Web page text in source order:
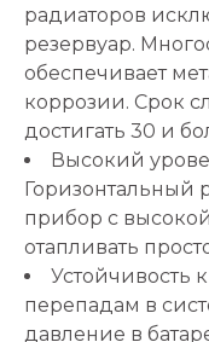
радиаторов
резервуар.
обеспечивает
коррозии. Срок
достигать 30 и
Высокий
Горизонтальный
прибор с
отапливать
Устойчивость
перепадам в
давление в